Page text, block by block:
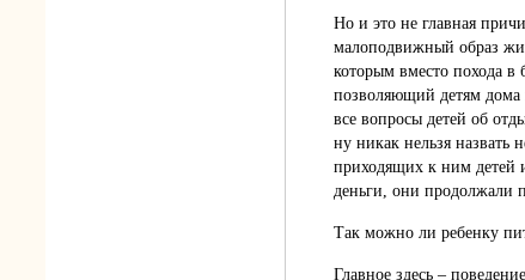
Но и это не главная
малоподвижный образ
которым вместо похода в
позволяющий детям дома
все вопросы детей об
ну никак нельзя назвать
приходящих к ним детей
деньги, они продолжали
Так можно ли ребенку
Главное здесь –